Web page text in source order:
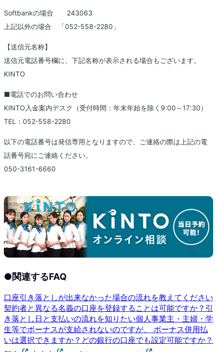
Softbankの場合 243063
上記以外の場合 「052-558-2280」
【送信元名称】
送信元電話番号欄に、下記名称が表示される場合もございます。
KINTO
■電話でのお問い合わせ
KINTO入金案内デスク（受付時間：年末年始を除く9:00～17:30）
TEL：052-558-2280
以下の電話番号は発信専用となりますので、ご連絡の際は上記の電
話番号宛にご連絡ください。
050-3161-6660
●関連するFAQ
口座引き落としが出来なかった場合の流れを教えてください
契約者と異なる名義の口座を登録することは可能ですか？ 引
き落とし日と支払いの流れを知りたい個人事業主・主婦・学
生等でボーナスが支給されないのですが、 ボーナス併用払
いは選択できますか？ どの銀行の口座でも設定可能ですか？